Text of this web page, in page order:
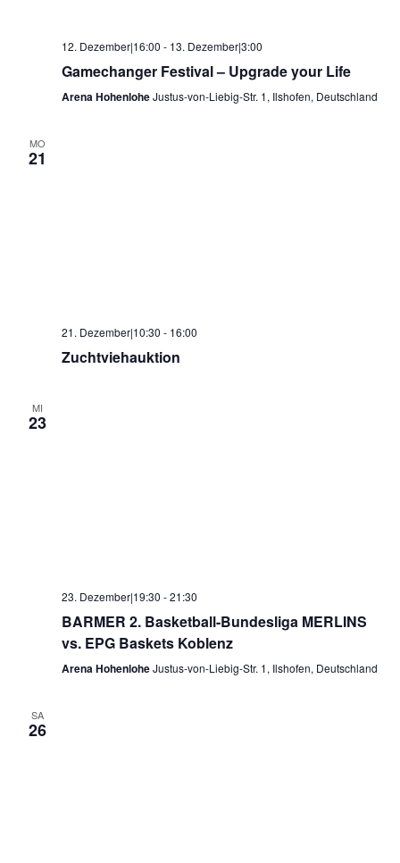
12. Dezember|16:00 - 13. Dezember|3:00
Gamechanger Festival – Upgrade your Life
Arena HohenloheJustus-von-Liebig-Str. 1, Ilshofen, Deutschland
MO
21
21. Dezember|10:30 - 16:00
Zuchtviehauktion
MI
23
23. Dezember|19:30 -21:30
BARMER 2. Basketball-Bundesliga MERLINS
vs. EPG Baskets Koblenz
Arena HohenloheJustus-von-Liebig-Str. 1, Ilshofen, Deutschland
SA
26